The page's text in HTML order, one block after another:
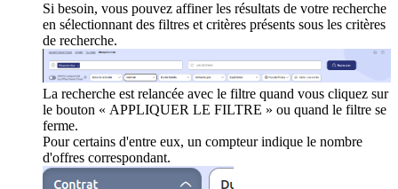
Si besoin, vous pouvez affiner les résultats de votre recherche
en sélectionnant des filtres et critères présents sous les critères
de recherche.
La recherche est relancée avec le filtre quand vous cliquez sur
le bouton « APPLIQUER LE FILTRE » ou quand le filtre se
ferme.
Pour certains d'entre eux, un compteur indique le nombre
d'offres correspondant.